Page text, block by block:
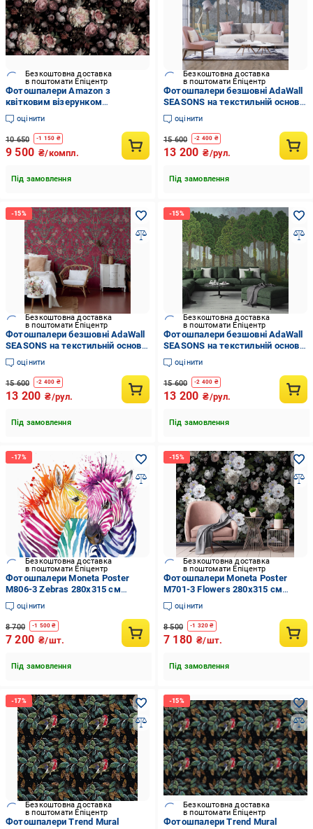
Безкоштовна доставка
в поштомати Епіцентр
Фотошпалери Amazon з
квітковим візерунком
(33497944)
оцінити
10 650 -1 150 ₴
9 500 ₴/компл.
Під замовлення
Безкоштовна доставка
в поштомати Епіцентр
Фотошпалери безшовні AdaWall
SEASONS на текстильній основі
Тропічний дизайн фрески
(SE306-2)
оцінити
15 600 -2 400 ₴
13 200 ₴/рул.
Під замовлення
Безкоштовна доставка
в поштомати Епіцентр
Фотошпалери безшовні AdaWall
SEASONS на текстильній основі
Квітковий та листовий дизайн
(SE307-2)
оцінити
15 600 -2 400 ₴
13 200 ₴/рул.
Під замовлення
Безкоштовна доставка
в поштомати Епіцентр
Фотошпалери безшовні AdaWall
SEASONS на текстильній основі
Тропічний дизайн фрески
(SE306-1)
оцінити
15 600 -2 400 ₴
13 200 ₴/рул.
Під замовлення
Безкоштовна доставка
в поштомати Епіцентр
Фотошпалери Moneta Poster
M806-3 Zebras 280х315 см
(14120026)
оцінити
8 700 -1 500 ₴
7 200 ₴/шт.
Під замовлення
Безкоштовна доставка
в поштомати Епіцентр
Фотошпалери Moneta Poster
M701-3 Flowers 280х315 см
(14119987)
оцінити
8 500 -1 320 ₴
7 180 ₴/шт.
Під замовлення
Безкоштовна доставка
в поштомати Епіцентр
Фотошпалери Trend Mural
Безкоштовна доставка
в поштомати Епіцентр
Фотошпалери Trend Mural